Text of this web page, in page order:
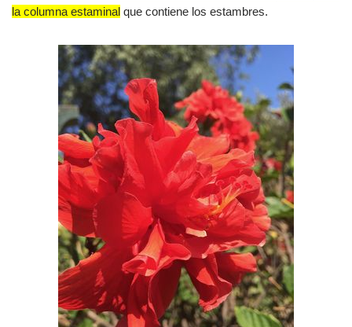
la columna estaminal que contiene los estambres.